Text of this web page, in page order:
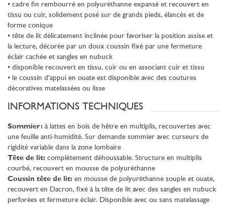
• cadre fin rembourré en polyuréthanne expansé et recouvert en
tissu ou cuir, solidement posé sur de grands pieds, élancés et de
forme conique
• tête de lit délicatement inclinée pour favoriser la position assise et
la lecture, décorée par un doux coussin fixé par une fermeture
éclair cachée et sangles en nubuck
• disponible recouvert en tissu, cuir ou en associant cuir et tissu
• le coussin d’appui en ouate est disponible avec des coutures
décoratives matelassées ou lisse
INFORMATIONS TECHNIQUES
Sommier: à lattes en bois de hêtre en multiplis, recouvertes avec
une feuille anti-humidité. Sur demande sommier avec curseurs de
rigidité variable dans la zone lombaire
Tête de lit: complètement déhoussable. Structure en multiplis
courbé, recouvert en mousse de polyuréthanne
Coussin tête de lit: en mousse de polyuréthanne souple et ouate,
recouvert en Dacron, fixé à la tête de lit avec des sangles en nubuck
perforées et fermeture éclair. Disponible avec ou sans matelassage